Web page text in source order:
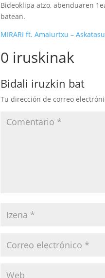
Bideoklipa atzo, abenduaren
batean.
MIRARI ft. Amaiurtxu –
0 iruskinak
Bidali iruzkin bat
Tu dirección de correo